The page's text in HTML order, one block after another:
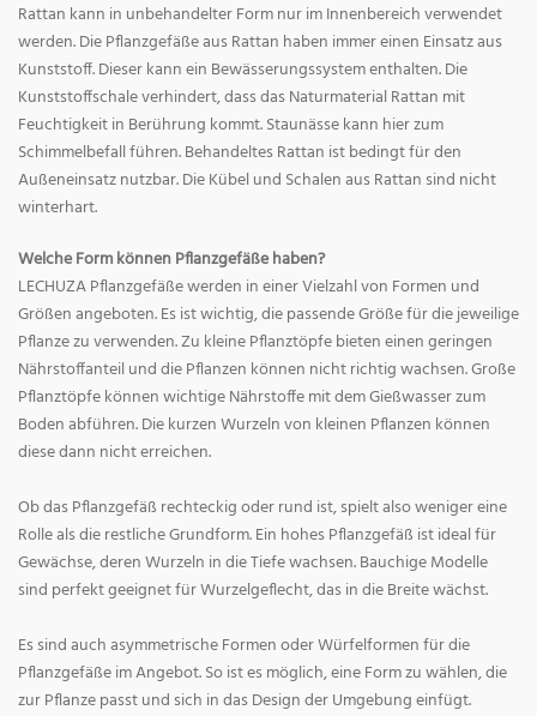
Rattan kann in unbehandelter Form nur im Innenbereich verwendet
werden. Die Pflanzgefäße aus Rattan haben immer einen Einsatz aus
Kunststoff. Dieser kann ein Bewässerungssystem enthalten. Die
Kunststoffschale verhindert, dass das Naturmaterial Rattan mit
Feuchtigkeit in Berührung kommt. Staunässe kann hier zum
Schimmelbefall führen. Behandeltes Rattan ist bedingt für den
Außeneinsatz nutzbar. Die Kübel und Schalen aus Rattan sind nicht
winterhart.
Welche Form können Pflanzgefäße haben?
LECHUZA Pflanzgefäße werden in einer Vielzahl von Formen und
Größen angeboten. Es ist wichtig, die passende Größe für die jeweilige
Pflanze zu verwenden. Zu kleine Pflanztöpfe bieten einen geringen
Nährstoffanteil und die Pflanzen können nicht richtig wachsen. Große
Pflanztöpfe können wichtige Nährstoffe mit dem Gießwasser zum
Boden abführen. Die kurzen Wurzeln von kleinen Pflanzen können
diese dann nicht erreichen.
Ob das Pflanzgefäß rechteckig oder rund ist, spielt also weniger eine
Rolle als die restliche Grundform. Ein hohes Pflanzgefäß ist ideal für
Gewächse, deren Wurzeln in die Tiefe wachsen. Bauchige Modelle
sind perfekt geeignet für Wurzelgeflecht, das in die Breite wächst.
Es sind auch asymmetrische Formen oder Würfelformen für die
Pflanzgefäße im Angebot. So ist es möglich, eine Form zu wählen, die
zur Pflanze passt und sich in das Design der Umgebung einfügt.